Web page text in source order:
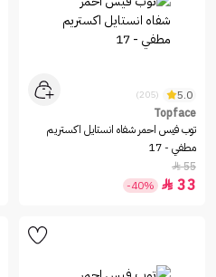
5.0
(205)
Topface
توب فيس احمر شفاه انستايل اكستريم
مطفي - 17
55

33

-40%